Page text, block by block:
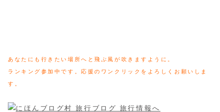
あなたにも行きたい場所へと飛ぶ風が吹きますように。
ランキング参加中です。応援のワンクリックをよろしくお願いしま
す。